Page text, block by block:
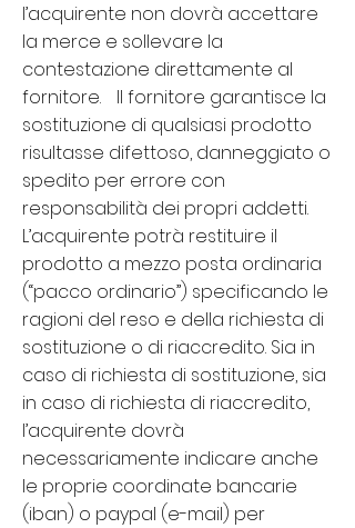
l’acquirente non dovrà accettare
la merce e sollevare la
contestazione direttamente al
fornitore. Il fornitore garantisce la
sostituzione di qualsiasi prodotto
risultasse difettoso, danneggiato o
spedito per errore con
responsabilità dei propri addetti.
L’acquirente potrà restituire il
prodotto a mezzo posta ordinaria
(“pacco ordinario”) specificando le
ragioni del reso e della richiesta di
sostituzione o di riaccredito. Sia in
caso di richiesta di sostituzione, sia
in caso di richiesta di riaccredito,
l’acquirente dovrà
necessariamente indicare anche
le proprie coordinate bancarie
(iban) o paypal (e-mail) per